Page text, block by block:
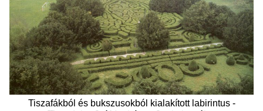
Tiszafákból és bukszusokból kialakított labirintus -